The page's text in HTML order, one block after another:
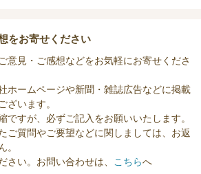
をお寄せください
意見・ご感想などをお気軽にお寄せくださ
ホームページや新聞・雑誌広告などに掲載
ざいます。
すが、必ずご記入をお願いいたします。
ご質問やご要望などに関しましては、お返
さい。お問い合わせは、 こちらへ